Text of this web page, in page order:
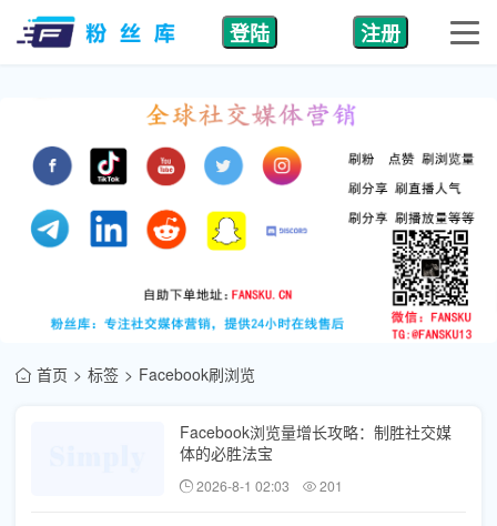
登陆 注册
首页 标签 Facebook刷浏览
Facebook浏览量增长攻略：制胜社交媒
体的必胜法宝
2026-8-1 02:03 201